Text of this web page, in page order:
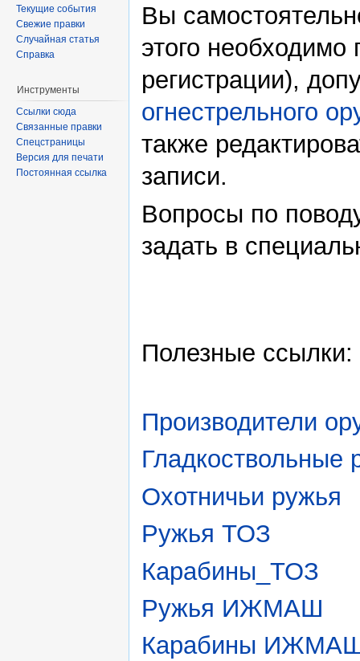
Вы
этого
регистрации),
огнестрельного
также
записи.
Вопросы по
задать в
Полезные ссылки:
Производители
Гладкоствольные
Охотничьи ружья
Ружья ТОЗ
Карабины_ТОЗ
Ружья ИЖМАШ
Карабины
Текущие события
Свежие правки
Случайная статья
Справка
Инструменты
Ссылки сюда
Связанные правки
Спецстраницы
Версия для печати
Постоянная ссылка